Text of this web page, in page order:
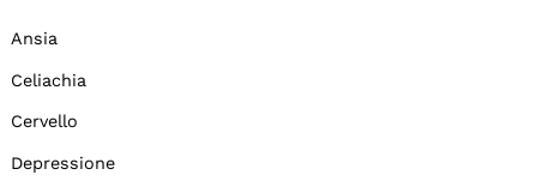
Ansia
Celiachia
Cervello
Depressione